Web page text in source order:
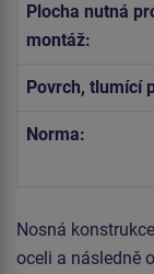
Plocha nutná
montáž:
Povrch, tlumící
Norma:
Nosná
oceli a následně